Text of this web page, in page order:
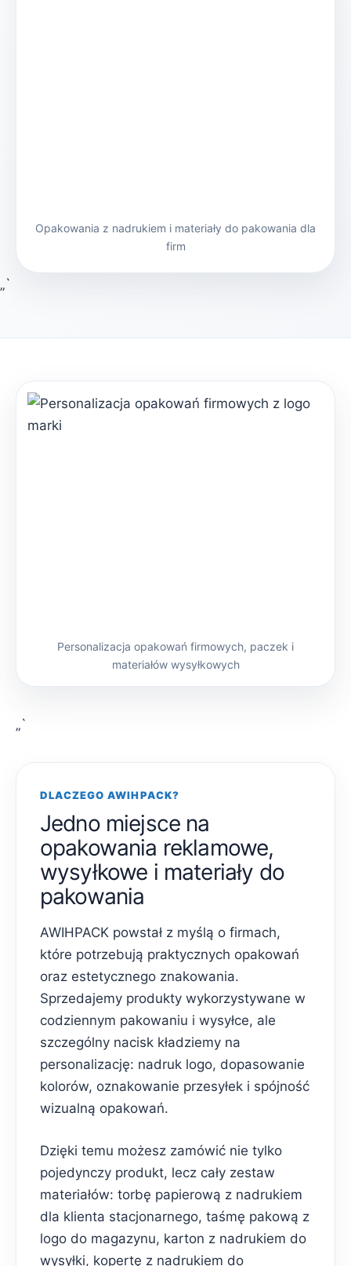
Opakowania z nadrukiem i materiały do pakowania dla
firm
„`
Personalizacja opakowań firmowych, paczek i
materiałów wysyłkowych
„`
DLACZEGO AWIHPACK?
Jedno miejsce na
opakowania reklamowe,
wysyłkowe i materiały do
pakowania
AWIHPACK powstał z myślą o firmach,
które potrzebują praktycznych opakowań
oraz estetycznego znakowania.
Sprzedajemy produkty wykorzystywane w
codziennym pakowaniu i wysyłce, ale
szczególny nacisk kładziemy na
personalizację: nadruk logo, dopasowanie
kolorów, oznakowanie przesyłek i spójność
wizualną opakowań.
Dzięki temu możesz zamówić nie tylko
pojedynczy produkt, lecz cały zestaw
materiałów: torbę papierową z nadrukiem
dla klienta stacjonarnego, taśmę pakową z
logo do magazynu, karton z nadrukiem do
wysyłki, kopertę z nadrukiem do